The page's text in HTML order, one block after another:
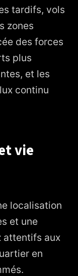
tardifs, vols
zones
des forces
plus
et les
continu
vie
localisation
et une
attentifs aux
en